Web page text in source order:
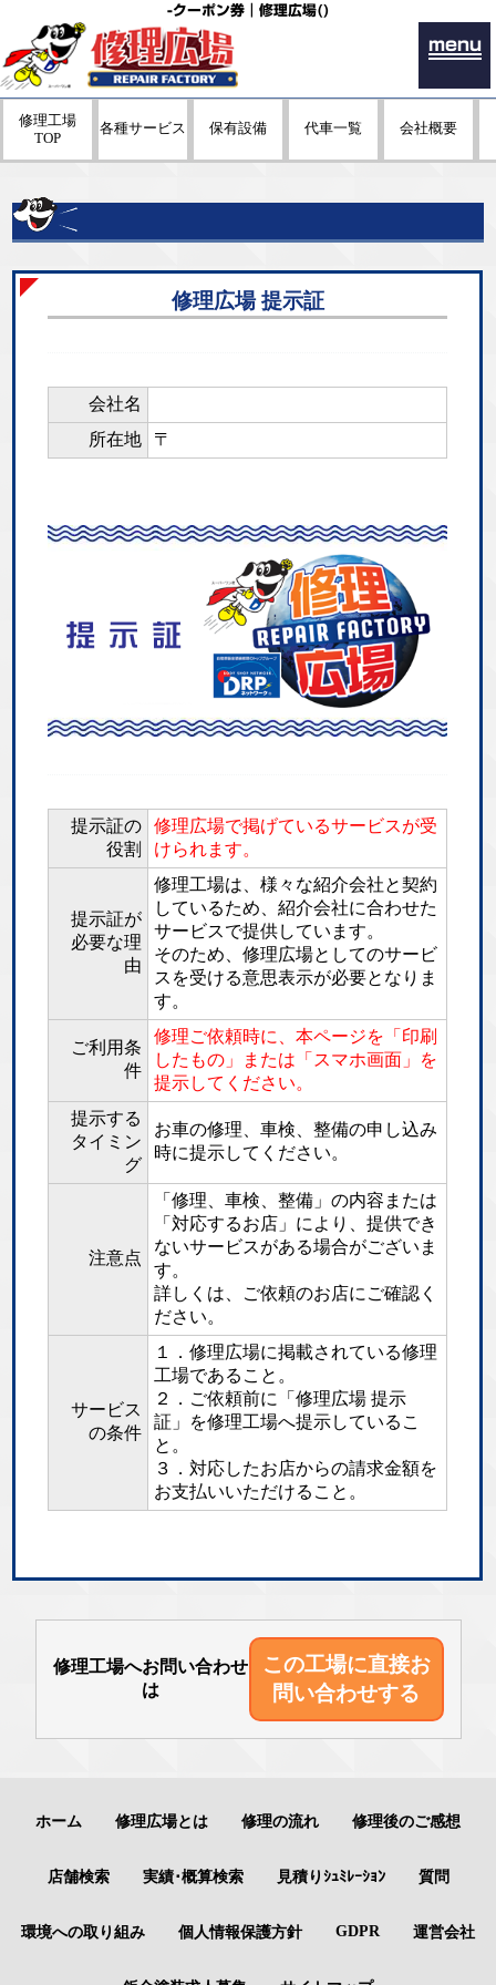
-クーポン券｜修理広場()
menu
修理工場
TOP
各種サービス 保有設備 代車一覧 会社概要
修理広場 提示証
会社名
所在地
〒
提示証の
役割
修理広場で掲げているサービスが受
けられます。
提示証が
必要な理
由
修理工場は、様々な紹介会社と契約
しているため、紹介会社に合わせた
サービスで提供しています。
そのため、修理広場としてのサービ
スを受ける意思表示が必要となりま
す。
ご利用条
件
修理ご依頼時に、本ページを「印刷
したもの」または「スマホ画面」を
提示してください。
提示する
タイミン
グ
お車の修理、車検、整備の申し込み
時に提示してください。
注意点
「修理、車検、整備」の内容または
「対応するお店」により、提供でき
ないサービスがある場合がございま
す。
詳しくは、ご依頼のお店にご確認く
ださい。
サービス
の条件
１．修理広場に掲載されている修理
工場であること。
２．ご依頼前に「修理広場 提示
証」を修理工場へ提示しているこ
と。
３．対応したお店からの請求金額を
お支払いいただけること。
修理工場へお問い合わせ
は
この工場に直接お
問い合わせする
ホーム 修理広場とは 修理の流れ 修理後のご感想
店舗検索 実績･概算検索 見積りｼｭﾐﾚｰｼｮﾝ 質問
環境への取り組み 個人情報保護方針 GDPR 運営会社